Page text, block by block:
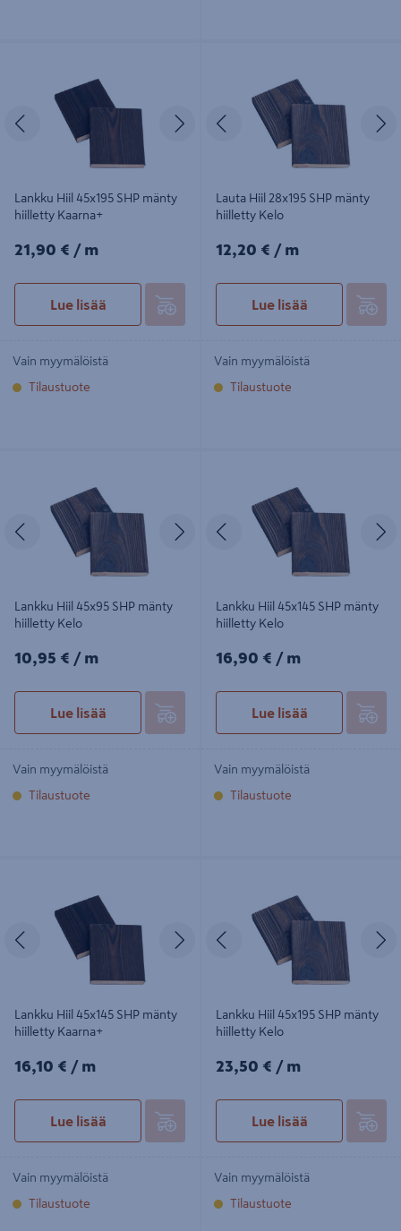
Edellinen Seuraava
Lankku Hiil 45x195 SHP mänty
hiilletty Kaarna+
21,90€/m
21,90 € / m
Lue lisää
Vain myymälöistä
Tilaustuote
Edellinen
Lauta Hiil 28x195 SHP mänty
hiilletty Kelo
12,20€/m
12,20 € / m
Lue lisää
Vain myymälöistä
Tilaustuote
Edellinen Seuraava
Lankku Hiil 45x95 SHP mänty
hiilletty Kelo
10,95€/m
10,95 € / m
Lue lisää
Vain myymälöistä
Tilaustuote
Edellinen
Lankku Hiil 45x145 SHP mänty
hiilletty Kelo
16,90€/m
16,90 € / m
Lue lisää
Vain myymälöistä
Tilaustuote
Edellinen Seuraava
Lankku Hiil 45x145 SHP mänty
hiilletty Kaarna+
16,10€/m
16,10 € / m
Lue lisää
Vain myymälöistä
Tilaustuote
Edellinen
Lankku Hiil 45x195 SHP mänty
hiilletty Kelo
23,50€/m
23,50 € / m
Lue lisää
Vain myymälöistä
Tilaustuote